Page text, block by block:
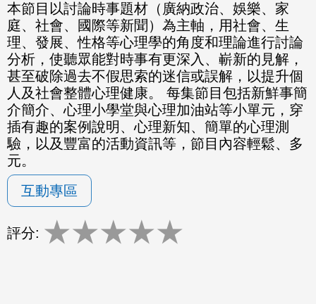
本節目以討論時事題材（廣納政治、娛樂、家
庭、社會、國際等新聞）為主軸，用社會、生
理、發展、性格等心理學的角度和理論進行討論
分析，使聽眾能對時事有更深入、嶄新的見解，
甚至破除過去不假思索的迷信或誤解，以提升個
人及社會整體心理健康。 每集節目包括新鮮事簡
介簡介、心理小學堂與心理加油站等小單元，穿
插有趣的案例說明、心理新知、簡單的心理測
驗，以及豐富的活動資訊等，節目內容輕鬆、多
元。
互動專區
評分: ★★★★★